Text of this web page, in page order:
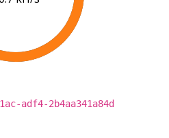
adf4-2b4aa341a84d